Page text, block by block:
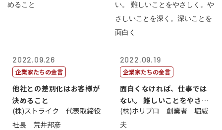
2022.09.26
企業家たちの金言
他社との差別化はお客様が
決めること
(株)ストライク 代表取締役
社長 荒井邦彦
2022.09.19
企業家たちの金言
面白くなければ、仕事では
ない。 難しいことをやさし
く。やさし...
(株)ホリプロ 創業者 堀威
夫